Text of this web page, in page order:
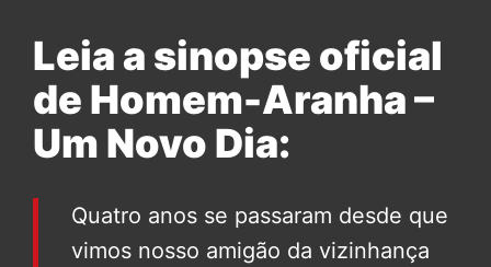
Leia a sinopse oficial
de Homem-Aranha –
Um Novo Dia:
Quatro anos se passaram desde que
vimos nosso amigão da vizinhança